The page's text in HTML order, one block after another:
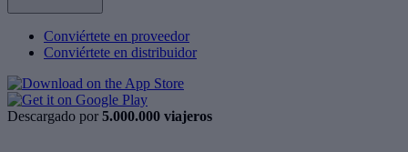
Conviértete en proveedor
Conviértete en distribuidor
Descargado por 5.000.000 viajeros